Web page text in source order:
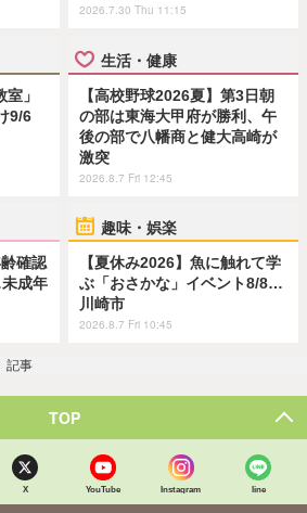
2026.7.30 Thu 11:15
」
9/6
生活・健康
【高校野球2026夏】第3日朝
の部は東海大甲府が勝利、午
後の部で八幡商と健大高崎が
激突
2026.8.7 Fri 12:45
確認
成年
趣味・娯楽
【夏休み2026】魚に触れて学
ぶ「おさかな」イベント8/8…
川崎市
2026.8.7 Fri 10:45
記事
TOP
X YouTube Instagram line